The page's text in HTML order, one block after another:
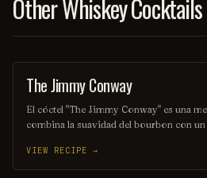
Other Whiskey Cocktails
COCKTAIL
The Jimmy Conway
El cóctel "The Jimmy Conway" es una
combina la suavidad del bourbon con
este trago evoca un sabor profundo y
disfrutar en una velada especial. Su
VIEW RECIPE →